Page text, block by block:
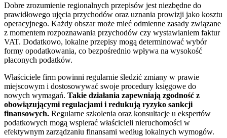
Dobre zrozumienie regionalnych przepisów jest niezbędne do
prawidłowego ujęcia przychodów oraz uznania prowizji jako kosztu
operacyjnego. Każdy obszar może mieć odmienne zasady związane
z momentem rozpoznawania przychodów czy wystawianiem faktur
VAT. Dodatkowo, lokalne przepisy mogą determinować wybór
formy opodatkowania, co bezpośrednio wpływa na wysokość
płaconych podatków.
Właściciele firm powinni regularnie śledzić zmiany w prawie
miejscowym i dostosowywać swoje procedury księgowe do
nowych wymagań. Takie działania zapewniają zgodność z
obowiązującymi regulacjami i redukują ryzyko sankcji
finansowych. Regularne szkolenia oraz konsultacje u ekspertów
podatkowych mogą wspierać właścicieli nieruchomości w
efektywnym zarządzaniu finansami według lokalnych wymogów.